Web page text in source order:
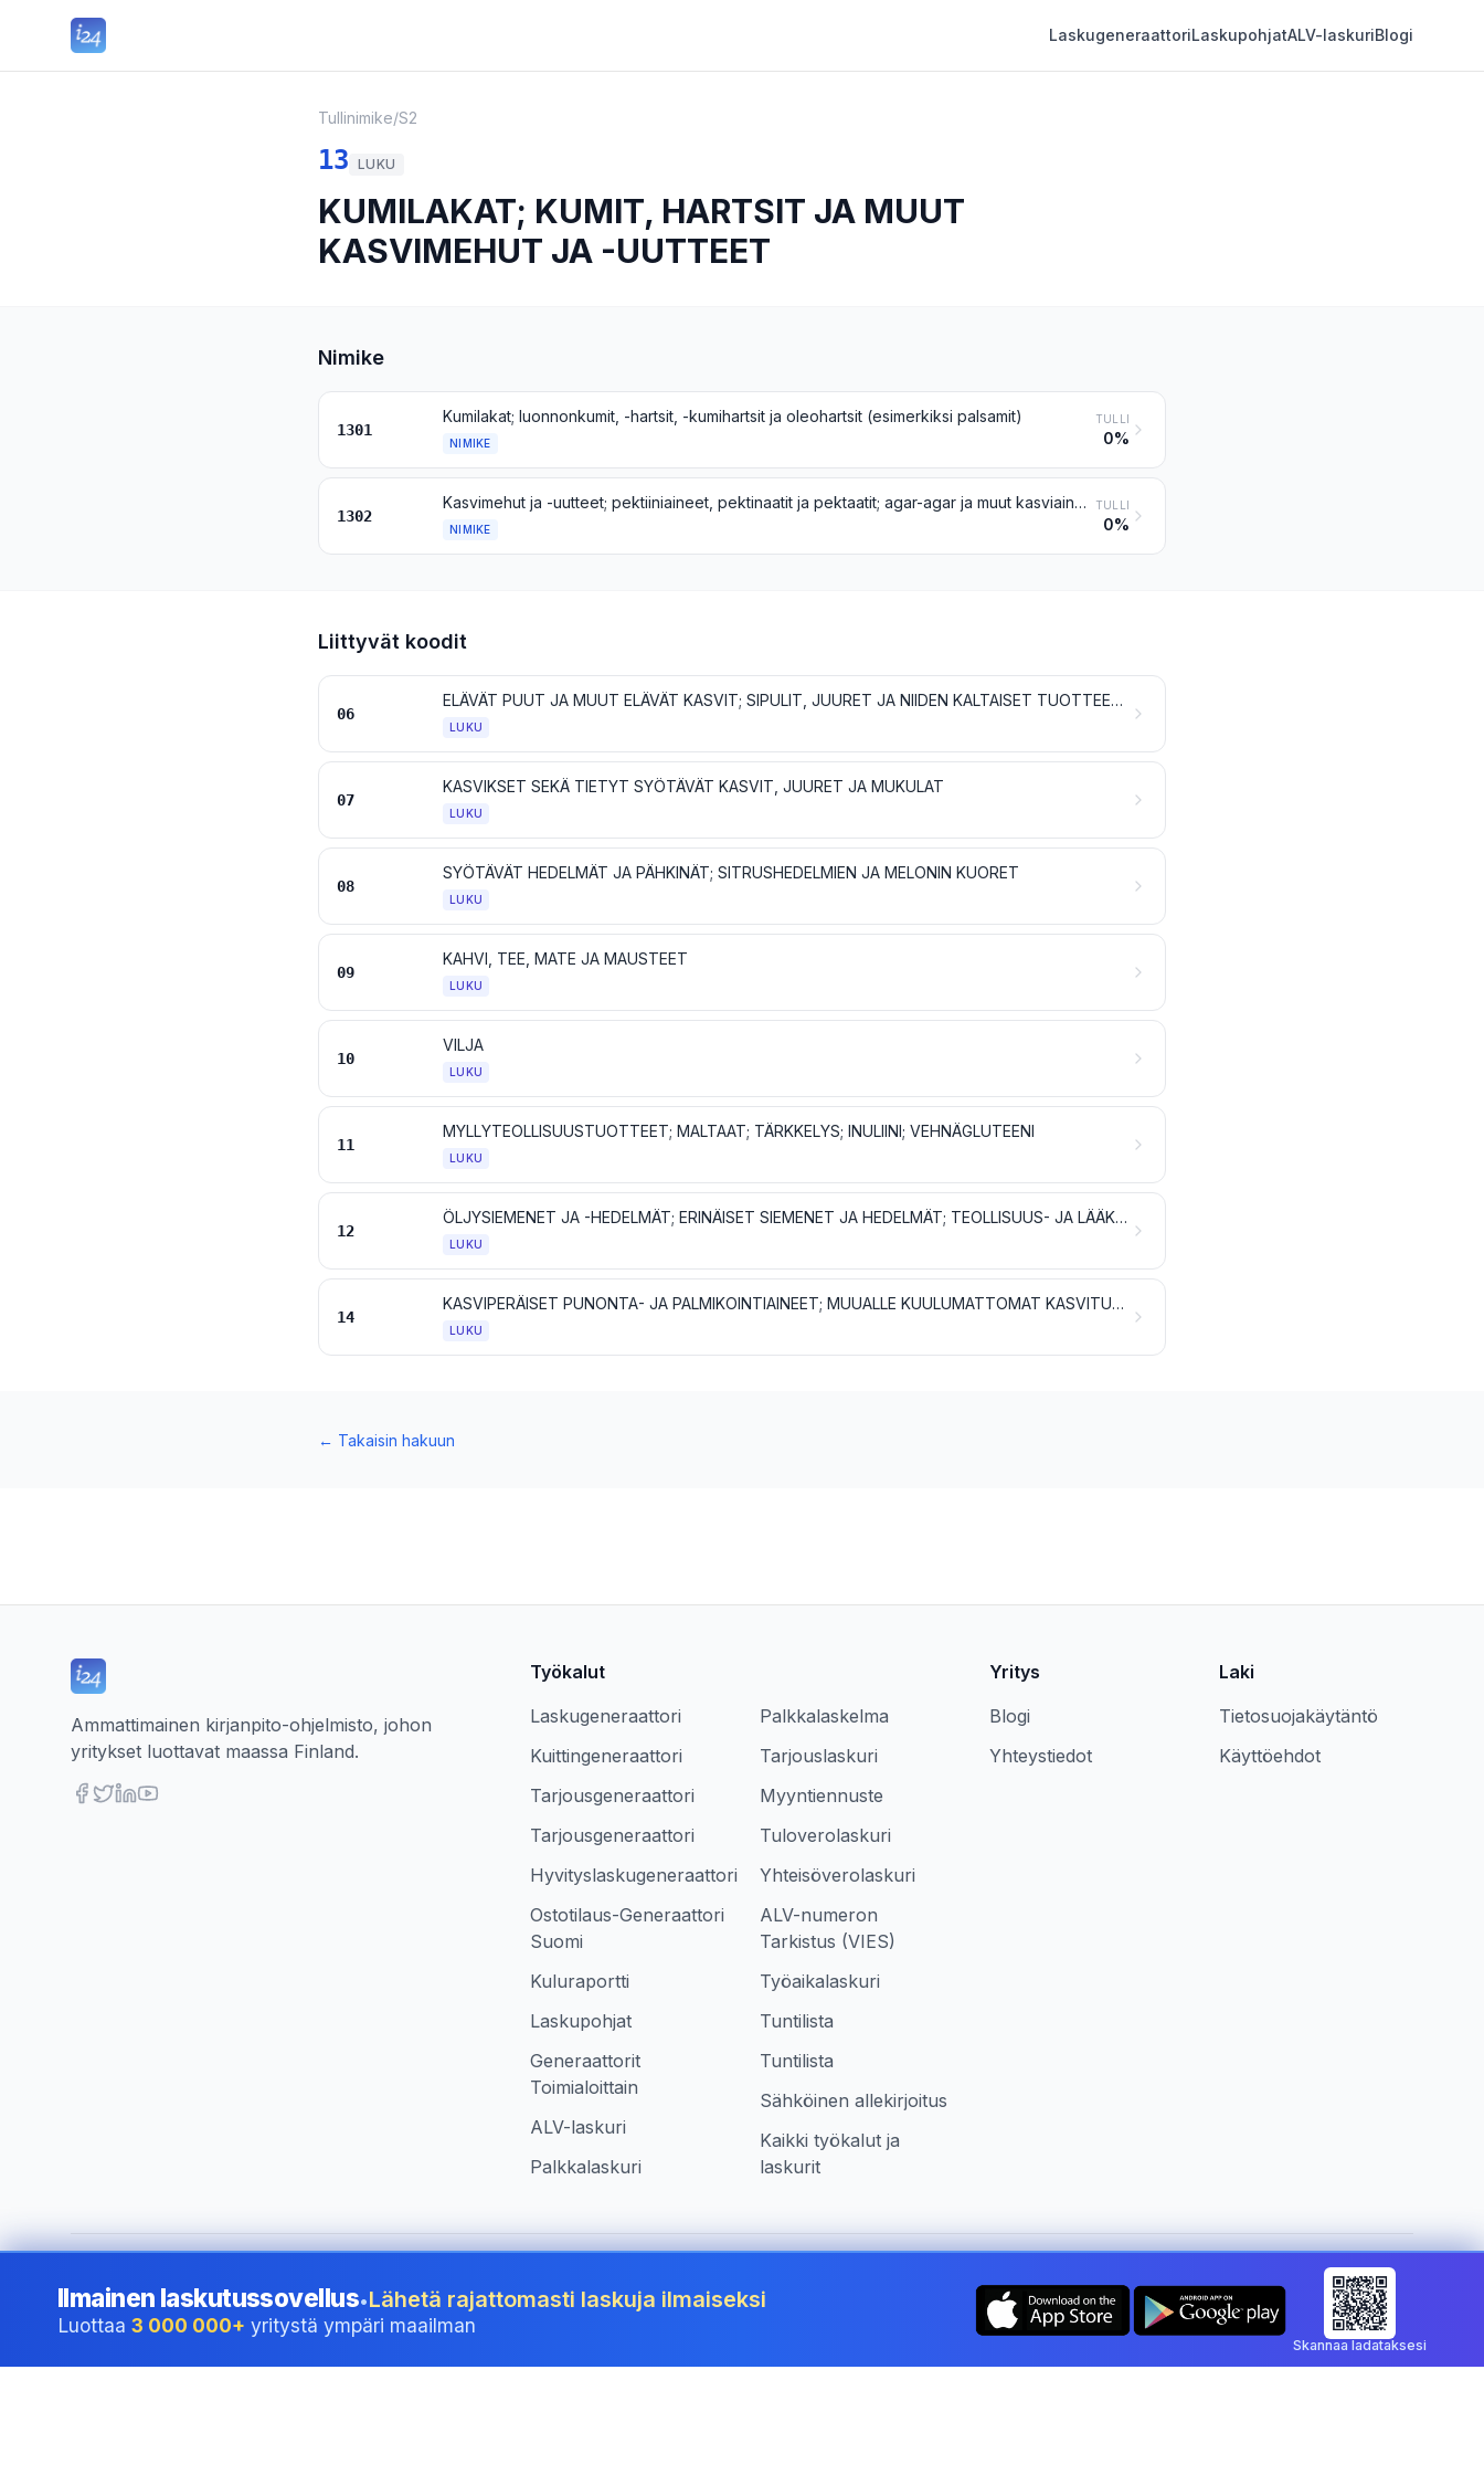
LaskugeneraattoriLaskupohjatALV-laskuriBlogi
Tullinimike/S2
13 LUKU
KUMILAKAT; KUMIT, HARTSIT JA MUUT
KASVIMEHUT JA -UUTTEET
Nimike
1301
Kumilakat; luonnonkumit, -hartsit, -kumihartsit ja oleohartsit (esimerkiksi palsamit)
NIMIKE
TULLI
0%
1302
Kasvimehut ja -uutteet; pektiiniaineet, pektinaatit ja pektaatit; agar-agar ja muut kasviaineista saadut kasvilimat ja paksunnosaineet, myös modifioidut
NIMIKE
TULLI
0%
Liittyvät koodit
06
ELÄVÄT PUUT JA MUUT ELÄVÄT KASVIT; SIPULIT, JUURET JA NIIDEN KALTAISET TUOTTEET; LEIKKOKUKAT JA LEIKKOVIHREÄ
LUKU
07
KASVIKSET SEKÄ TIETYT SYÖTÄVÄT KASVIT, JUURET JA MUKULAT
LUKU
08
SYÖTÄVÄT HEDELMÄT JA PÄHKINÄT; SITRUSHEDELMIEN JA MELONIN KUORET
LUKU
09
KAHVI, TEE, MATE JA MAUSTEET
LUKU
10
VILJA
LUKU
11
MYLLYTEOLLISUUSTUOTTEET; MALTAAT; TÄRKKELYS; INULIINI; VEHNÄGLUTEENI
LUKU
12
ÖLJYSIEMENET JA -HEDELMÄT; ERINÄISET SIEMENET JA HEDELMÄT; TEOLLISUUS- JA LÄÄKEKASVIT; OLJET JA KASVIREHU
LUKU
14
KASVIPERÄISET PUNONTA- JA PALMIKOINTIAINEET; MUUALLE KUULUMATTOMAT KASVITUOTTEET
LUKU
← Takaisin hakuun
Ammattimainen kirjanpito-ohjelmisto, johon
yritykset luottavat maassa Finland.
Työkalut
Laskugeneraattori
Kuittingeneraattori
Tarjousgeneraattori
Tarjousgeneraattori
Hyvityslaskugeneraattori
Ostotilaus-Generaattori
Suomi
Kuluraportti
Laskupohjat
Generaattorit
Toimialoittain
ALV-laskuri
Palkkalaskuri
Palkkalaskelma
Tarjouslaskuri
Myyntiennuste
Tuloverolaskuri
Yhteisöverolaskuri
ALV-numeron
Tarkistus (VIES)
Työaikalaskuri
Tuntilista
Tuntilista
Sähköinen allekirjoitus
Kaikki työkalut ja
laskurit
Yritys
Blogi
Yhteystiedot
Laki
Tietosuojakäytäntö
Käyttöehdot
©2026i24 Limited. All rights reserved.• Palvelemme yrityksiä maassa Finland Vaihda maa: Finland
Ilmainen laskutussovellus•Lähetä rajattomasti laskuja ilmaiseksi
Luottaa 3 000 000+ yritystä ympäri maailman
Skannaa ladataksesi